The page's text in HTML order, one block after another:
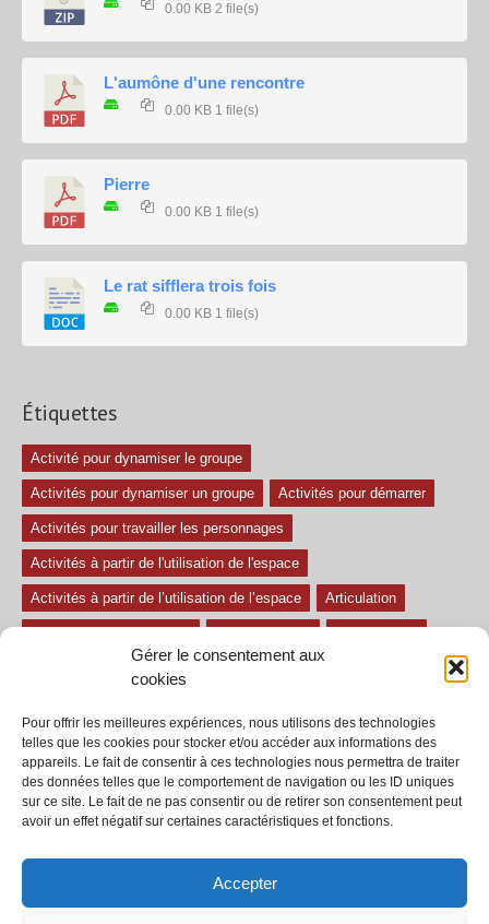
Gérer le consentement aux
cookies
Pour offrir les meilleures expériences, nous utilisons des technologies
telles que les cookies pour stocker et/ou accéder aux informations des
appareils. Le fait de consentir à ces technologies nous permettra de traiter
des données telles que le comportement de navigation ou les ID uniques
sur ce site. Le fait de ne pas consentir ou de retirer son consentement peut
avoir un effet négatif sur certaines caractéristiques et fonctions.
Accepter
0.00 KB 2 file(s)
L'aumône d'une rencontre
0.00 KB 1 file(s)
Pierre
0.00 KB 1 file(s)
Le rat sifflera trois fois
0.00 KB 1 file(s)
Étiquettes
Activité pour dynamiser le groupe
Activités pour dynamiser un groupe Activités pour démarrer
Activités pour travailler les personnages
Activités à partir de l'utilisation de l'espace
Activités à partir de l’utilisation de l’espace Articulation
Exercices difficiles
Le regard et la voix Pièce pour enfant Sans paroles
Secondaire séances tous les exercices
Tous les exercices de théâtre